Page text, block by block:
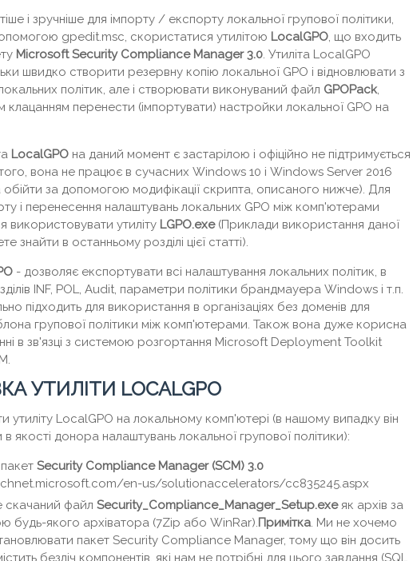
і зручніше для імпорту / експорту локальної групової політики,
gpedit.msc, скористатися утилітою LocalGPO, що входить
Microsoft Security Compliance Manager3.0. Утиліта LocalGPO
швидко створити резервну копію локальної GPO і відновлювати з
політик, але і створювати виконуваний файл GPOPack,
клацанням перенести (імпортувати) настройки локальної GPO на
LocalGPO на даний момент є застарілою і офіційно не підтримується
вона не працює в сучасних Windows 10 і Windows Server 2016
за допомогою модифікації скрипта, описаного нижче). Для
і перенесення налаштувань локальних GPO між комп'ютерами
використовувати утиліту LGPO.exe(Приклади використання даної
знайти в останньому розділі цієї статті).
- дозволяє експортувати всі налаштування локальних політик, в
INF, POL, Audit, параметри політики брандмауера Windows і т.п.
підходить для використання в організаціях без доменів для
групової політики між комп'ютерами. Також вона дуже корисна
в зв'язці з системою розгортання Microsoft Deployment Toolkit
УТИЛІТИ LOCALGPO
утиліту LocalGPO на локальному комп'ютері (в нашому випадку він
якості донора налаштувань локальної групової політики):
Security Compliance Manager (SCM) 3.0
en-us/solutionaccelerators/cc835245.aspx
скачаний файл Security_Compliance_Manager_Setup.exeяк архів за
будь-якого архіватора (7Zip або WinRar).Примітка. Ми не хочемо
пакет Security Compliance Manager, тому що він досить
безліч компонентів, які нам не потрібні для цього завдання (SQL